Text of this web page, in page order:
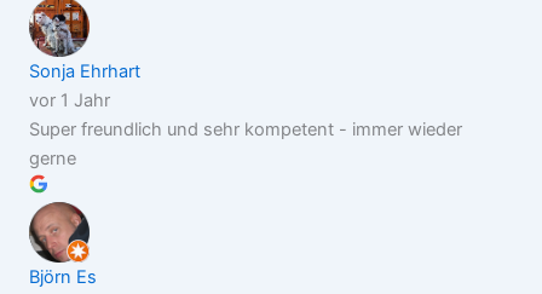
Sonja Ehrhart
vor 1 Jahr
Super freundlich und sehr kompetent - immer wieder
gerne
Björn Es